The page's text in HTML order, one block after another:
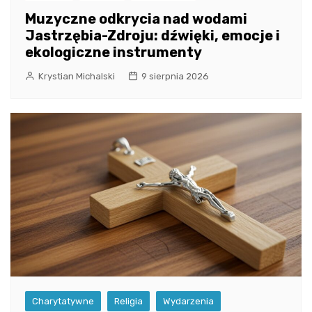
Muzyczne odkrycia nad wodami
Jastrzębia-Zdroju: dźwięki, emocje i
ekologiczne instrumenty
Krystian Michalski 9 sierpnia 2026
Charytatywne Religia Wydarzenia